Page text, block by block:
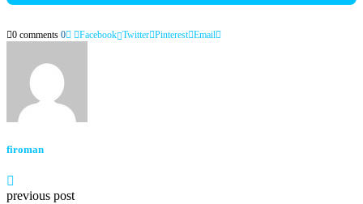
0 comments 0 Facebook Twitter Pinterest Email
firoman
previous post